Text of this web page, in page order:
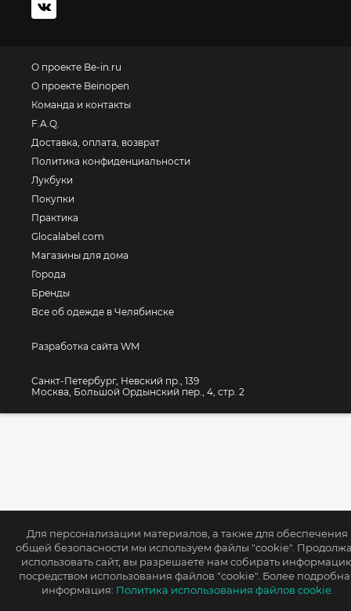
Для персонализации материалов, а также для обеспечения
общей безопасности мы используем файлы "cookie".
использовать сайт, вы разрешаете нам собирать
посредством использования файлов "cookie". Более
информация: Политика использования файлов cookie.
О проекте Be-in.ru
О проекте Beinopen
Команда и контакты
F.A.Q.
Доставка, оплата, возврат
Политика конфиденциальности
Лукбуки
Покупки
Практика
Glocalabel.com
Магазины для дома
Города
Бренды
Все об одежде в Челябинске
Разработка сайта WM
Санкт-Петербург, Невский пр., 139
Москва, Большой Ордынский пер., 4, стр. 2